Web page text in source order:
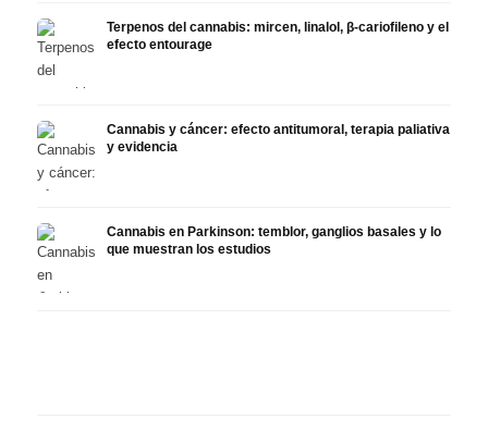
Terpenos del cannabis: mircen, linalol, β-cariofileno y el
efecto entourage
Cannabis y cáncer: efecto antitumoral, terapia paliativa
y evidencia
Cannabis en Parkinson: temblor, ganglios basales y lo
que muestran los estudios